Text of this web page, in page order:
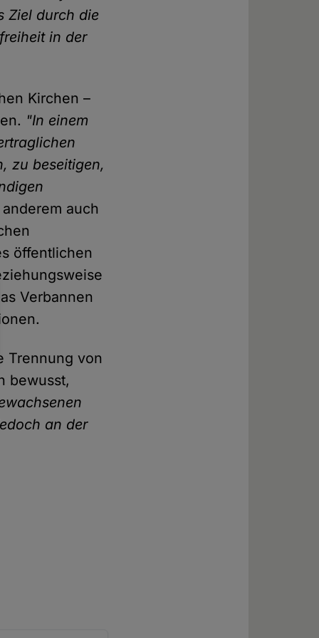
Ziel durch die
in der
Kirchen –
"In einem
zu beseitigen,
auch
öffentlichen
Verbannen
Trennung von
bewusst,
an der